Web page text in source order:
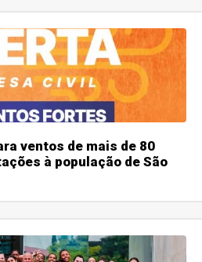
ventos de mais de 80
à população de São